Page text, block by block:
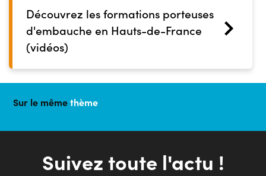
Découvrez les formations porteuses
d'embauche en Hauts-de-France
(vidéos)
Sur le mêmethème
Suivez toute l'actu !